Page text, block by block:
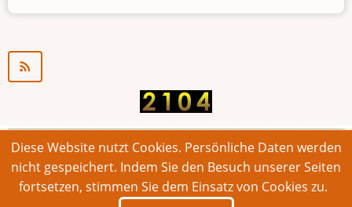
Jugendarbeitslosigkeit
© 2026 Bonner Aufruf. Alle Rechte vorbehalten.
Footer
Impressum Kontakt Intern
Diese Website nutzt Cookies. Persönliche Daten werden
nicht gespeichert. Indem Sie den Besuch unserer Seiten
fortsetzen, stimmen Sie dem Einsatz von Cookies zu.